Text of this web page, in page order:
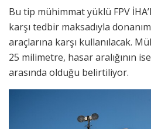
Bu tip mühimmat yüklü FPV
karşı tedbir maksadıyla
araçlarına karşı kullanılacak.
25 milimetre, hasar aralığının
arasında olduğu belirtiliyor.